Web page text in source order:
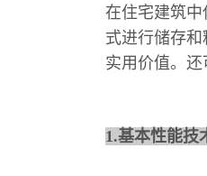
在住宅建筑
式进行储存
实用价值。
1.基本性能技